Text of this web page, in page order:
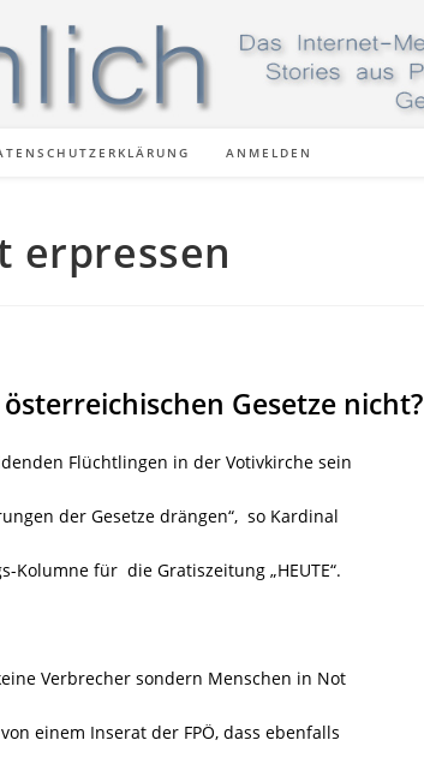
ANMELDEN
erpressen
Gesetze nicht?
Flüchtlingen in der Votivkirche sein
der Gesetze drängen“, so Kardinal
Kolumne für die Gratiszeitung „HEUTE“.
Verbrecher sondern Menschen in Not
einem Inserat der FPÖ, dass ebenfalls